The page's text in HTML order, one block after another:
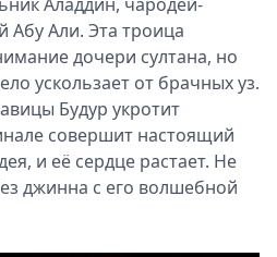
Абу Али. Эта троица
дочери султана, но
ускользает от брачных уз.
Будур укротит
совершит настоящий
и её сердце растает. Не
джинна с его волшебной